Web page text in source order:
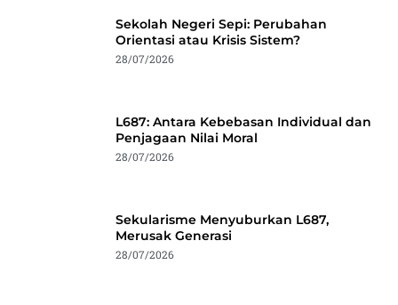
Sekolah Negeri Sepi: Perubahan
Orientasi atau Krisis Sistem?
28/07/2026
L687: Antara Kebebasan Individual dan
Penjagaan Nilai Moral
28/07/2026
Sekularisme Menyuburkan L687,
Merusak Generasi
28/07/2026